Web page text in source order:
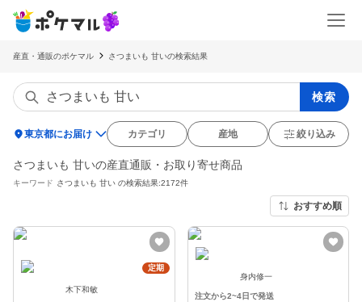
産直・通販のポケマル さつまいも 甘いの検索結果
検索
location_on東京都にお届け カテゴリ 産地 絞り込み
さつまいも 甘いの産直通販・お取り寄せ商品
キーワード さつまいも 甘い の検索結果:2172件
おすすめ順
定期
木下和敏
身内修一
注文から2~4日で発送